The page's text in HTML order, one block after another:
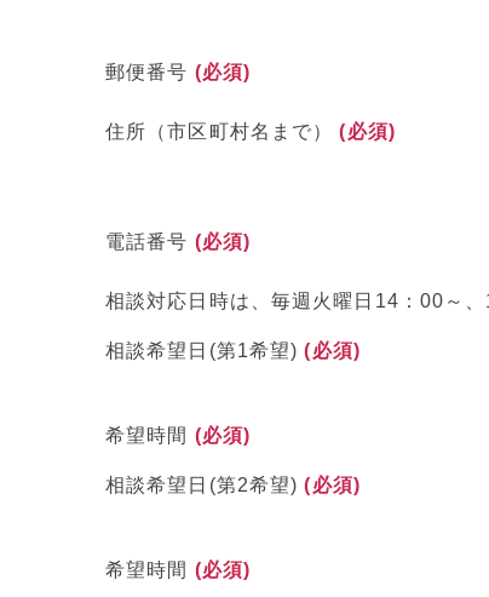
郵便番号 (必須)
住所（市区町村名まで）(必須)
電話番号 (必須)
相談対応日時は、毎週火曜日14：00～
相談希望日(第1希望)(必須)
希望時間 (必須)
相談希望日(第2希望)(必須)
希望時間 (必須)